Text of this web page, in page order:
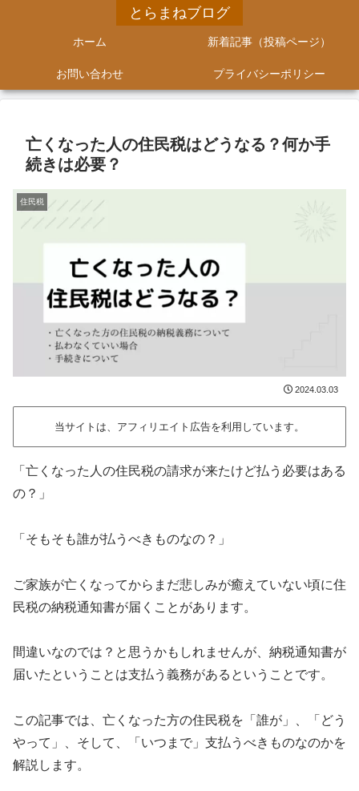
とらまねブログ
ホーム 新着記事（投稿ページ）
お問い合わせ プライバシーポリシー
亡くなった人の住民税はどうなる？何か手
続きは必要？
住民税
2024.03.03
当サイトは、アフィリエイト広告を利用しています。
「亡くなった人の住民税の請求が来たけど払う必要はある
の？」
「そもそも誰が払うべきものなの？」
ご家族が亡くなってからまだ悲しみが癒えていない頃に住
民税の納税通知書が届くことがあります。
間違いなのでは？と思うかもしれませんが、納税通知書が
届いたということは支払う義務があるということです。
この記事では、亡くなった方の住民税を「誰が」、「どう
やって」、そして、「いつまで」支払うべきものなのかを
解説します。